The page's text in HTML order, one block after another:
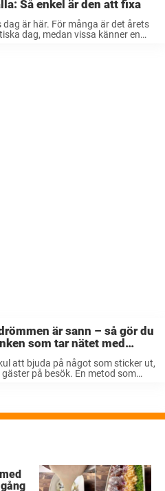
Så enkel är den att fixa
dag är här. För många är det årets
dag, medan vissa känner en
är sann – så gör du
som tar nätet med
att bjuda på något som sticker ut,
på besök. En metod som